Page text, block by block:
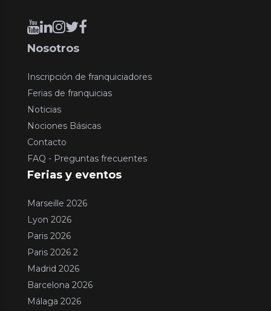
Nosotros
Inscripción de franquiciadores
Ferias de franquicias
Noticias
Nociones Básicas
Contacto
FAQ - Preguntas frecuentes
Ferias y eventos
Marseille 2026
Lyon 2026
Paris 2026
Paris 2026 2
Madrid 2026
Barcelona 2026
Málaga 2026